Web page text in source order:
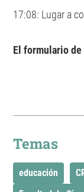
17:08: Lugar a
El formulario
Temas
educación